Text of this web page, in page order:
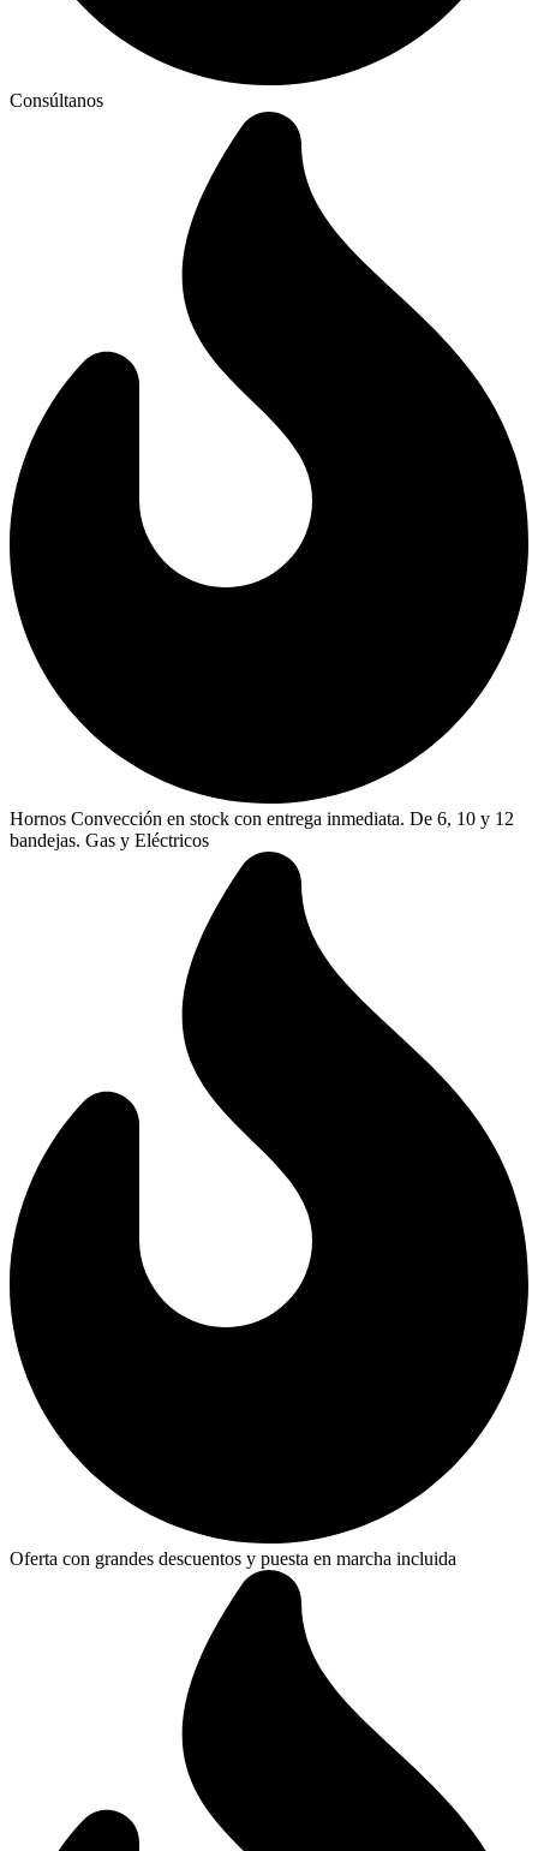
Consúltanos
Hornos Convección en stock con entrega inmediata. De 6, 10 y 12
bandejas. Gas y Eléctricos
Oferta con grandes descuentos y puesta en marcha incluida